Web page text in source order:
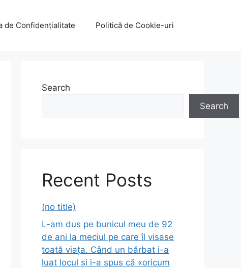
de Confidențialitate Politică de Cookie-uri
Search
Search
Recent Posts
(no title)
L-am dus pe bunicul meu de 92
de ani la meciul pe care îl visase
toată viața. Când un bărbat i-a
luat locul și i-a spus că «oricum